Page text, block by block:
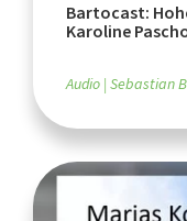
Bartocast:
Karoline
Audio Sebastian